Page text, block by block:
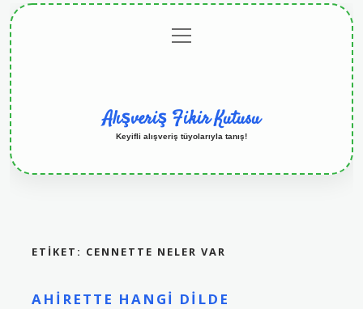
menüyü
aç
Alışveriş Fikir Kutusu
Keyifli alışveriş tüyolarıyla tanış!
ETIKET: CENNETTE NELER VAR
AHIRETTE HANGI DILDE